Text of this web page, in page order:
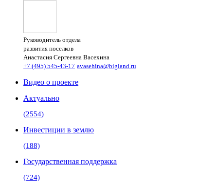
Руководитель отдела
развития поселков
Анастасия Сергеевна Васехина
+7 (495) 545-43-17 avasehina@bigland.ru
Видео о проекте
Актуально
(2554)
Инвестиции в землю
(188)
Государственная поддержка
(724)